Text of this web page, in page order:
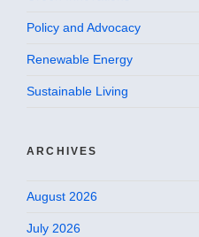
Policy and Advocacy
Renewable Energy
Sustainable Living
ARCHIVES
August 2026
July 2026